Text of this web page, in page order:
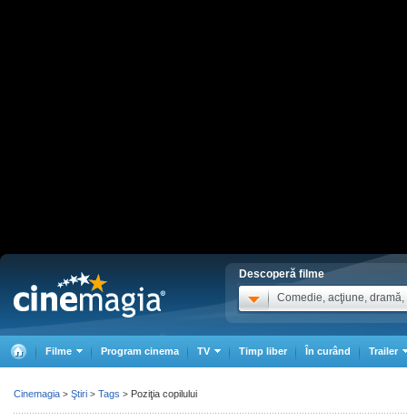
Descoperă filme
Comedie, acţiune, dramă,
Filme Program cinema TV Timp liber În curând Trailer
Cinemagia > Ştiri > Tags > Poziţia copilului